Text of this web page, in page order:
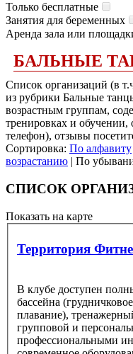
Только бесплатные
Занятия для беременных
Аренда зала или
БАЛЬНЫЕ
Список организаций (в
из рубрики Бальные
возрастным группам,
тренировках и обучении,
телефон), отзывы
Сортировка: По алфавиту
возрастанию | По
СПИСОК
Показать на карте
Территория
В клубе доступен
бассейна
плавание),
групповой и
профессиональными